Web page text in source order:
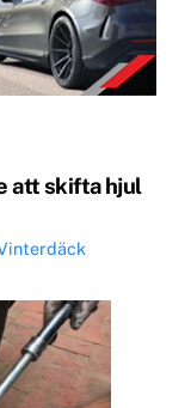
att skifta hjul